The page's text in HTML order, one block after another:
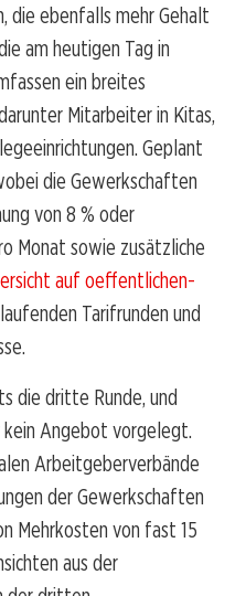
ebenfalls mehr Gehalt
am heutigen Tag in
ein breites
Mitarbeiter in Kitas,
Geplant
die Gewerkschaften
von 8 % oder
Monat sowie zusätzliche
auf oeffentlichen-
Tarifrunden und
die dritte Runde, und
Angebot vorgelegt.
Arbeitgeberverbände
der Gewerkschaften
Mehrkosten von fast 15
aus der